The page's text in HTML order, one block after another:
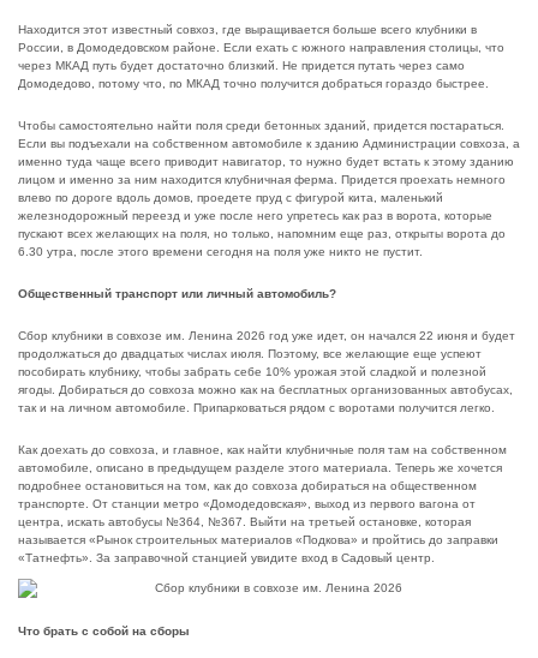
Находится этот известный совхоз, где выращивается больше всего клубники в
России, в Домодедовском районе. Если ехать с южного направления столицы, что
через МКАД путь будет достаточно близкий. Не придется путать через само
Домодедово, потому что, по МКАД точно получится добраться гораздо быстрее.
Чтобы самостоятельно найти поля среди бетонных зданий, придется постараться.
Если вы подъехали на собственном автомобиле к зданию Администрации совхоза, а
именно туда чаще всего приводит навигатор, то нужно будет встать к этому зданию
лицом и именно за ним находится клубничная ферма. Придется проехать немного
влево по дороге вдоль домов, проедете пруд с фигурой кита, маленький
железнодорожный переезд и уже после него упретесь как раз в ворота, которые
пускают всех желающих на поля, но только, напомним еще раз, открыты ворота до
6.30 утра, после этого времени сегодня на поля уже никто не пустит.
Общественный транспорт или личный автомобиль?
Сбор клубники в совхозе им. Ленина 2026 год уже идет, он начался 22 июня и будет
продолжаться до двадцатых числах июля. Поэтому, все желающие еще успеют
пособирать клубнику, чтобы забрать себе 10% урожая этой сладкой и полезной
ягоды. Добираться до совхоза можно как на бесплатных организованных автобусах,
так и на личном автомобиле. Припарковаться рядом с воротами получится легко.
Как доехать до совхоза, и главное, как найти клубничные поля там на собственном
автомобиле, описано в предыдущем разделе этого материала. Теперь же хочется
подробнее остановиться на том, как до совхоза добираться на общественном
транспорте. От станции метро «Домодедовская», выход из первого вагона от
центра, искать автобусы №364, №367. Выйти на третьей остановке, которая
называется «Рынок строительных материалов «Подкова» и пройтись до заправки
«Татнефть». За заправочной станцией увидите вход в Садовый центр.
Что брать с собой на сборы